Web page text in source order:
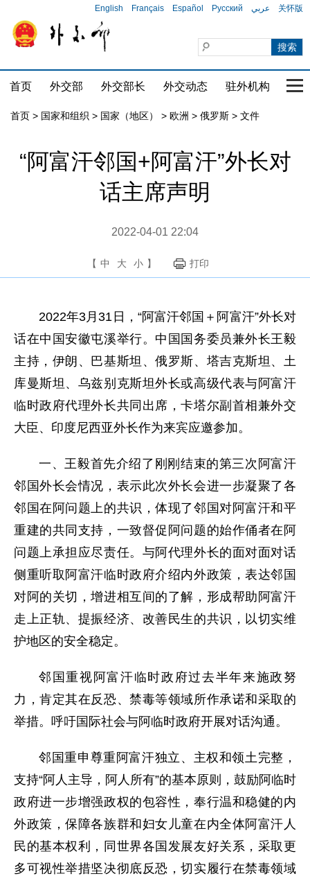
English Français Español Русский عربي 关怀版
首页 外交部 外交部长 外交动态 驻外机构 国
首页 > 国家和组织 > 国家（地区） > 欧洲 > 俄罗斯 > 文件
“阿富汗邻国+阿富汗”外长对
话主席声明
2022-04-01 22:04
【 中 大 小 】 打印
2022年3月31日，“阿富汗邻国＋阿富汗”外长对
话在中国安徽屯溪举行。中国国务委员兼外长王毅
主持，伊朗、巴基斯坦、俄罗斯、塔吉克斯坦、土
库曼斯坦、乌兹别克斯坦外长或高级代表与阿富汗
临时政府代理外长共同出席，卡塔尔副首相兼外交
大臣、印度尼西亚外长作为来宾应邀参加。
一、王毅首先介绍了刚刚结束的第三次阿富汗
邻国外长会情况，表示此次外长会进一步凝聚了各
邻国在阿问题上的共识，体现了邻国对阿富汗和平
重建的共同支持，一致督促阿问题的始作俑者在阿
问题上承担应尽责任。与阿代理外长的面对面对话
侧重听取阿富汗临时政府介绍内外政策，表达邻国
对阿的关切，增进相互间的了解，形成帮助阿富汗
走上正轨、提振经济、改善民生的共识，以切实维
护地区的安全稳定。
邻国重视阿富汗临时政府过去半年来施政努
力，肯定其在反恐、禁毒等领域所作承诺和采取的
举措。呼吁国际社会与阿临时政府开展对话沟通。
邻国重申尊重阿富汗独立、主权和领土完整，
支持“阿人主导，阿人所有”的基本原则，鼓励阿临时
政府进一步增强政权的包容性，奉行温和稳健的内
外政策，保障各族群和妇女儿童在内全体阿富汗人
民的基本权利，同世界各国发展友好关系，采取更
多可视性举措坚决彻底反恐，切实履行在禁毒领域